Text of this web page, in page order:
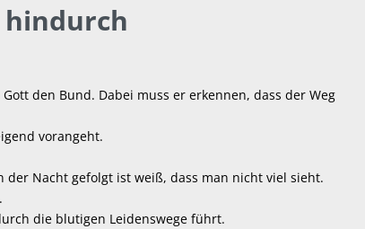
hindurch
den Bund. Dabei muss er erkennen, dass der Weg
vorangeht.
der Nacht gefolgt ist weiß, dass man nicht viel sieht.
die blutigen Leidenswege führt.